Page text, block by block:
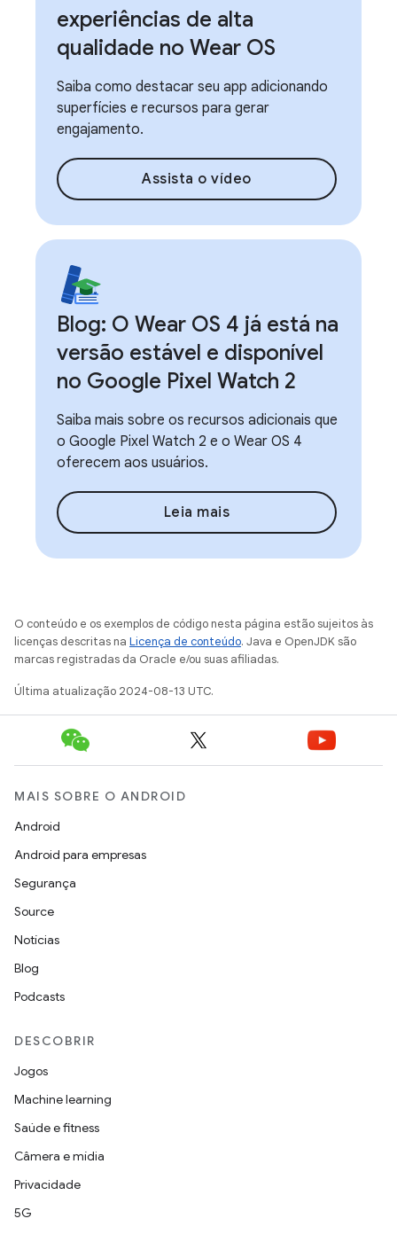
experiências de alta
qualidade no Wear OS
Saiba como destacar seu app adicionando
superfícies e recursos para gerar
engajamento.
Assista o vídeo
Blog: O Wear OS 4 já está na
versão estável e disponível
no Google Pixel Watch 2
Saiba mais sobre os recursos adicionais que
o Google Pixel Watch 2 e o Wear OS 4
oferecem aos usuários.
Leia mais
O conteúdo e os exemplos de código nesta página estão sujeitos às
licenças descritas na Licença de conteúdo. Java e OpenJDK são
marcas registradas da Oracle e/ou suas afiliadas.
Última atualização 2024-08-13 UTC.
MAIS SOBRE O ANDROID
Android
Android para empresas
Segurança
Source
Notícias
Blog
Podcasts
DESCOBRIR
Jogos
Machine learning
Saúde e fitness
Câmera e mídia
Privacidade
5G